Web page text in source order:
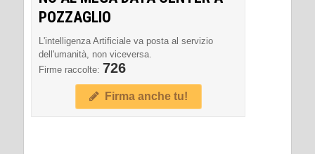
POZZAGLIO
L'intelligenza Artificiale va posta al servizio
dell'umanità, non viceversa.
Firme raccolte: 726
Firma anche tu!